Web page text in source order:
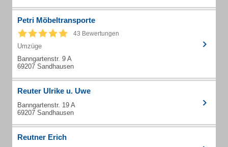
Petri Möbeltransporte
43 Bewertungen
Umzüge
Banngartenstr. 9 A
69207 Sandhausen
Reuter Ulrike u. Uwe
Banngartenstr. 19 A
69207 Sandhausen
Reutner Erich